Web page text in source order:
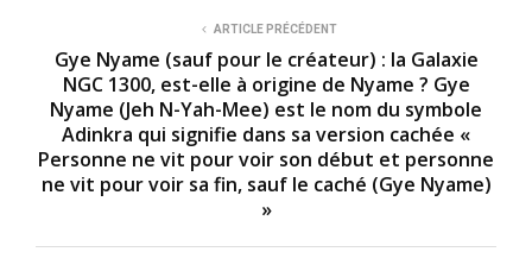
ARTICLE PRÉCÉDENT
Gye Nyame (sauf pour le créateur) : la Galaxie
NGC 1300, est-elle à origine de Nyame ? Gye
Nyame (Jeh N-Yah-Mee) est le nom du symbole
Adinkra qui signifie dans sa version cachée «
Personne ne vit pour voir son début et personne
ne vit pour voir sa fin, sauf le caché (Gye Nyame)
»